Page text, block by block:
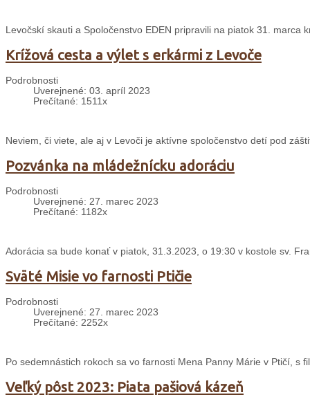
Levočskí skauti a Spoločenstvo EDEN pripravili na piatok 31. marca
Krížová cesta a výlet s erkármi z Levoče
Podrobnosti
Uverejnené: 03. apríl 2023
Prečítané: 1511x
Neviem, či viete, ale aj v Levoči je aktívne spoločenstvo detí pod
Pozvánka na mládežnícku adoráciu
Podrobnosti
Uverejnené: 27. marec 2023
Prečítané: 1182x
Adorácia sa bude konať v piatok, 31.3.2023, o 19:30 v kostole sv.
Sväté Misie vo farnosti Ptičie
Podrobnosti
Uverejnené: 27. marec 2023
Prečítané: 2252x
Po sedemnástich rokoch sa vo farnosti Mena Panny Márie v Ptičí, s
Veľký pôst 2023: Piata pašiová kázeň